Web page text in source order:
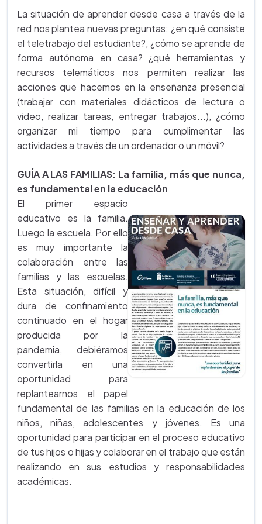
La situación de aprender desde casa a través de la
red nos plantea nuevas preguntas: ¿en qué consiste
el teletrabajo del estudiante?, ¿cómo se aprende de
forma autónoma en casa? ¿qué herramientas y
recursos telemáticos nos permiten realizar las
acciones que hacemos en la enseñanza presencial
(trabajar con materiales didácticos de lectura o
video, realizar tareas, entregar trabajos...), ¿cómo
organizar mi tiempo para cumplimentar las
actividades a través de un ordenador o un móvil?
GUÍA A LAS FAMILIAS: La familia, más que nunca,
es fundamental en la educación
El primer espacio
educativo es la familia.
Luego la escuela. Por ello
es muy importante la
colaboración entre las
familias y las escuelas.
Esta situación, difícil y
dura de confinamiento
continuado en el hogar
producida por la
pandemia, debiéramos
convertirla en una
oportunidad para
replantearnos el papel
fundamental de las familias en la educación de los
niños, niñas, adolescentes y jóvenes. Es una
oportunidad para participar en el proceso educativo
de tus hijos o hijas y colaborar en el trabajo que están
realizando en sus estudios y responsabilidades
académicas.